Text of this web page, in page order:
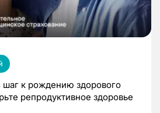
к рождению здорового
репродуктивное здоровье